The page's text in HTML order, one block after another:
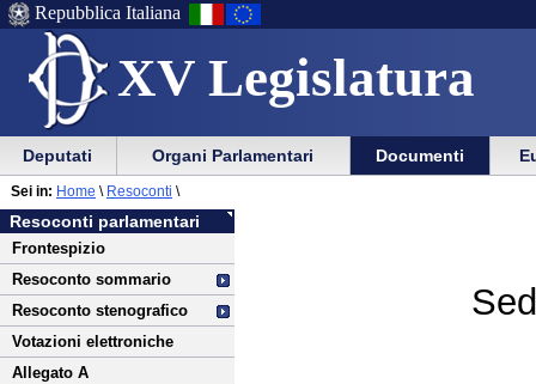
XV Legislatura
Menu
di
ausilio
alla
navigazione
Vai
Menu
di
navigazione
principale
Repubblica Italiana
Menu
di
navigazione
principale
Vai
menu
di
sezione
Deputati Organi Parlamentari Documenti
Vai
al
contenuto
Resoconti parlamentari
Frontespizio
Resoconto sommario
Resoconto stenografico
Votazioni elettroniche
Allegato A
Sei in: Home \ Resoconti \